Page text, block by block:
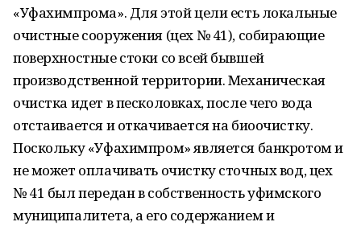
«Уфахимпрома». Для этой цели есть локальные
очистные сооружения (цех № 41), собирающие
поверхностные стоки со всей бывшей
производственной территории. Механическая
очистка идет в песколовках, после чего вода
отстаивается и откачивается на биоочистку.
Поскольку «Уфахимпром» является банкротом и
не может оплачивать очистку сточных вод, цех
№ 41 был передан в собственность уфимского
муниципалитета, а его содержанием и